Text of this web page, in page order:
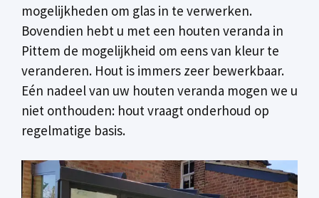
mogelijkheden om glas in te verwerken.
Bovendien hebt u met een houten veranda in
Pittem de mogelijkheid om eens van kleur te
veranderen. Hout is immers zeer bewerkbaar.
Eén nadeel van uw houten veranda mogen we u
niet onthouden: hout vraagt onderhoud op
regelmatige basis.